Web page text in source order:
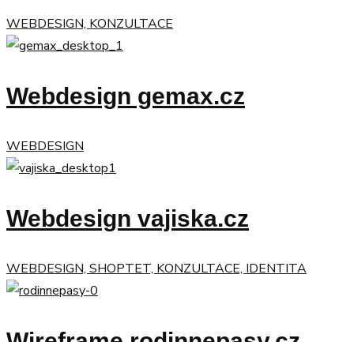
WEBDESIGN, KONZULTACE
Webdesign gemax.cz
WEBDESIGN
Webdesign vajiska.cz
WEBDESIGN, SHOPTET, KONZULTACE, IDENTITA